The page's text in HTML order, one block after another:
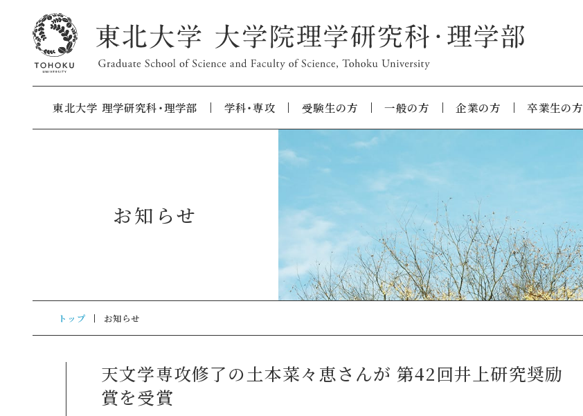
東北大学 理学研究科・理学部 学科・専攻 受験生の方 一般の方 企業の方 卒業生の方
お知らせ
トップ お知らせ
天文学専攻修了の土本菜々恵さんが 第42回井上研究奨励
賞を受賞